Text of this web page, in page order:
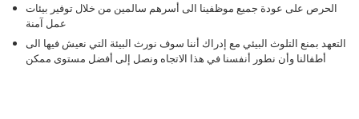
الحرص على عودة جميع موظفينا الى أسرهم سالمين من خلال توفير بيئات
عمل آمنة
التعهد بمنع التلوث البيئي مع إدراك أننا سوف نورث البيئة التي نعيش فيها الى
أطفالنا وأن نطور أنفسنا في هذا الاتجاه ونصل إلى أفضل مستوى ممكن